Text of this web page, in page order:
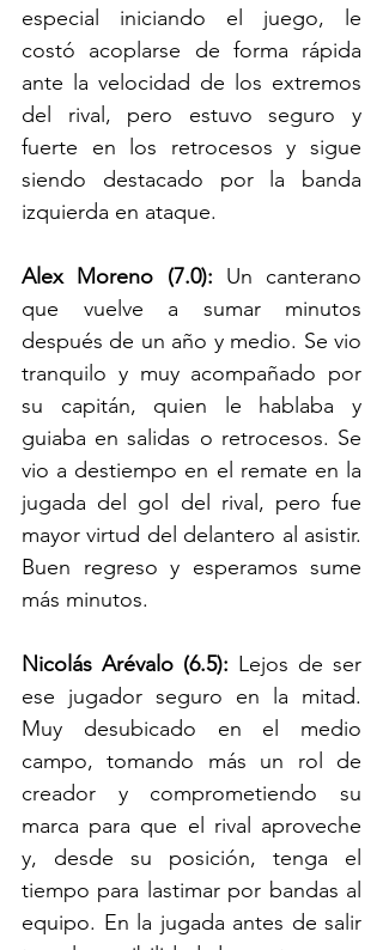
especial iniciando el juego, le
costó acoplarse de forma rápida
ante la velocidad de los extremos
del rival, pero estuvo seguro y
fuerte en los retrocesos y sigue
siendo destacado por la banda
izquierda en ataque.
Alex Moreno (7.0): Un canterano
que vuelve a sumar minutos
después de un año y medio. Se vio
tranquilo y muy acompañado por
su capitán, quien le hablaba y
guiaba en salidas o retrocesos. Se
vio a destiempo en el remate en la
jugada del gol del rival, pero fue
mayor virtud del delantero al asistir.
Buen regreso y esperamos sume
más minutos.
Nicolás Arévalo (6.5): Lejos de ser
ese jugador seguro en la mitad.
Muy desubicado en el medio
campo, tomando más un rol de
creador y comprometiendo su
marca para que el rival aproveche
y, desde su posición, tenga el
tiempo para lastimar por bandas al
equipo. En la jugada antes de salir